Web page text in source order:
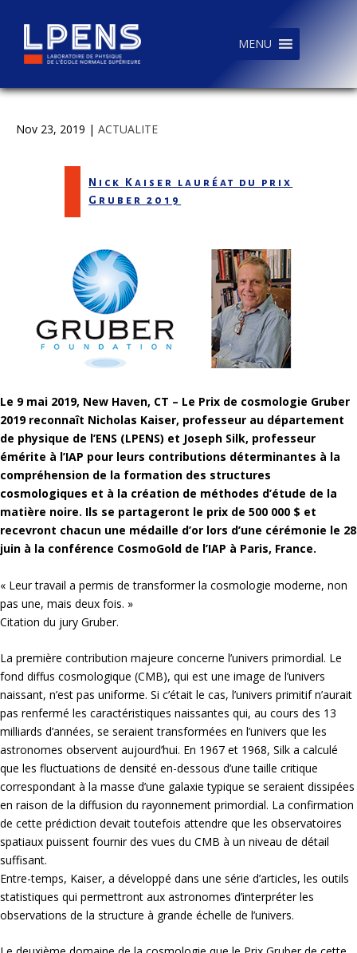
MENU
Nov 23, 2019 | ACTUALITE
Nick Kaiser lauréat du prix
Gruber 2019
Le 9 mai 2019, New Haven, CT – Le Prix de cosmologie Gruber
2019 reconnaît Nicholas Kaiser, professeur au département
de physique de l’ENS (LPENS) et Joseph Silk, professeur
émérite à l’IAP pour leurs contributions déterminantes à la
compréhension de la formation des structures
cosmologiques et à la création de méthodes d’étude de la
matière noire. Ils se partageront le prix de 500 000 $ et
recevront chacun une médaille d’or lors d’une cérémonie le 28
juin à la conférence CosmoGold de l’IAP à Paris, France.
« Leur travail a permis de transformer la cosmologie moderne, non
pas une, mais deux fois. »
Citation du jury Gruber.
La première contribution majeure concerne l’univers primordial. Le
fond diffus cosmologique (CMB), qui est une image de l’univers
naissant, n’est pas uniforme. Si c’était le cas, l’univers primitif n’aurait
pas renfermé les caractéristiques naissantes qui, au cours des 13
milliards d’années, se seraient transformées en l’univers que les
astronomes observent aujourd’hui. En 1967 et 1968, Silk a calculé
que les fluctuations de densité en-dessous d’une taille critique
correspondant à la masse d’une galaxie typique se seraient dissipées
en raison de la diffusion du rayonnement primordial. La confirmation
de cette prédiction devait toutefois attendre que les observatoires
spatiaux puissent fournir des vues du CMB à un niveau de détail
suffisant.
Entre-temps, Kaiser, a développé dans une série d’articles, les outils
statistiques qui permettront aux astronomes d’interpréter les
observations de la structure à grande échelle de l’univers.